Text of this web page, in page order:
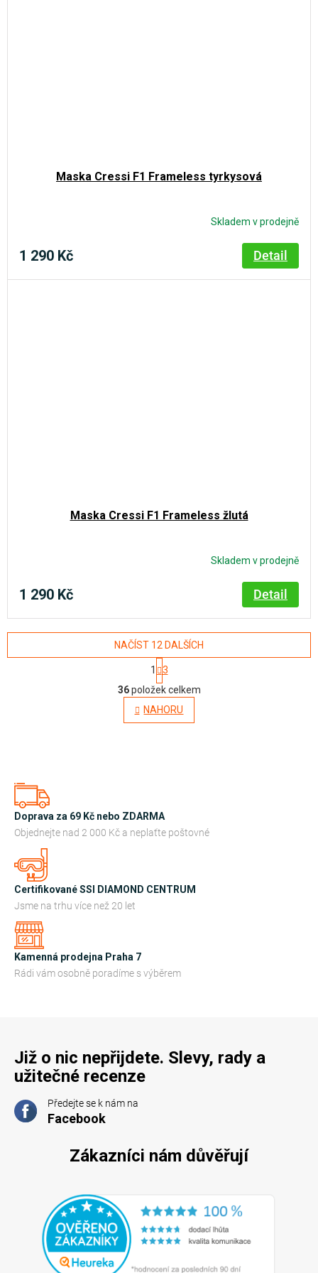
Maska Cressi F1 Frameless tyrkysová
Skladem v prodejně
1 290 Kč Detail
Maska Cressi F1 Frameless žlutá
Skladem v prodejně
1 290 Kč Detail
O
v
l
í
p
k
i
NAČÍST 12 DALŠÍCH
S
t
r
á
n
k
1
3
36položek celkem
NAHORU
Doprava za 69 Kč nebo ZDARMA
Objednejte nad 2 000 Kč a neplaťte poštovné
Certifikované SSI DIAMOND CENTRUM
Jsme na trhu více než 20 let
Kamenná prodejna Praha 7
Rádi vám osobně poradíme s výběrem
Již o nic nepřijdete. Slevy, rady a
užitečné recenze
Předejte se k nám na
Facebook
Zákazníci nám důvěřují